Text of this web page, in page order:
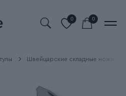
0 0
Швейцарские складные ножи